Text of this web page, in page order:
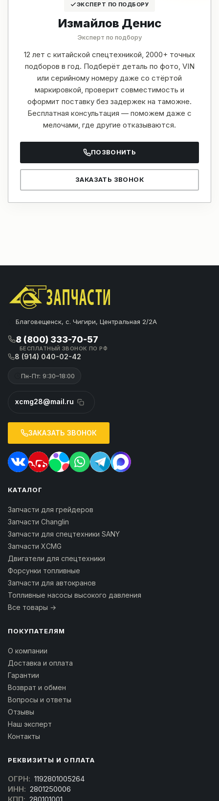
ЭКСПЕРТ ПО ПОДБОРУ
Измайлов Денис
Эксперт по подбору
12 лет с китайской спецтехникой, 2000+ точных
подборов в год. Подберёт деталь по фото, VIN
или серийному номеру даже со стёртой
маркировкой, проверит совместимость и
оформит поставку без задержек на таможне.
Бесплатная консультация — поможем даже с
мелочами, где другие отказываются.
ПОЗВОНИТЬ
ЗАКАЗАТЬ ЗВОНОК
Благовещенск, с. Чигири, Центральная 2/2А
8 (800) 333-70-57
БЕСПЛАТНЫЙ ЗВОНОК ПО РФ
8 (914) 040-02-42
Пн-Пт: 9:30–18:00
xcmg28@mail.ru
ЗАКАЗАТЬ ЗВОНОК
КАТАЛОГ
Запчасти для грейдеров
Запчасти Changlin
Запчасти для спецтехники SANY
Запчасти XCMG
Двигатели для спецтехники
Форсунки топливные
Запчасти для автокранов
Топливные насосы высокого давления
Все товары →
ПОКУПАТЕЛЯМ
О компании
Доставка и оплата
Гарантии
Возврат и обмен
Вопросы и ответы
Отзывы
Наш эксперт
Контакты
РЕКВИЗИТЫ И ОПЛАТА
ОГРН: 1192801005264
ИНН: 2801250006